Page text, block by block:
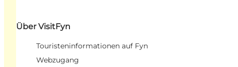
Über VisitFyn
Touristeninformationen auf Fyn
Webzugang